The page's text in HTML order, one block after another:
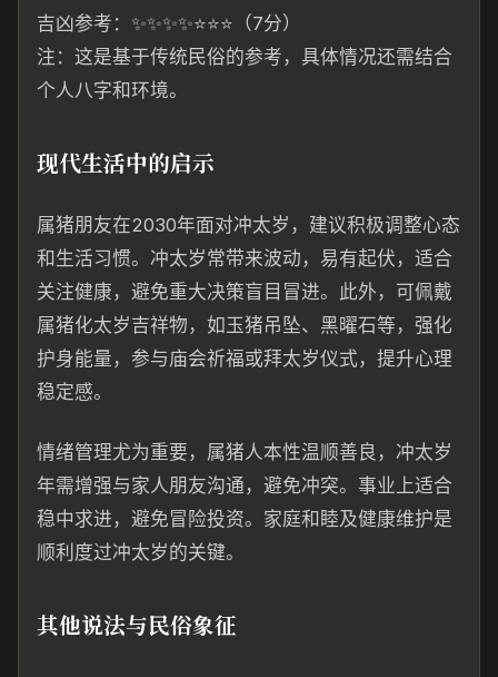
吉凶参考：✨✨✨✨⭐️⭐️⭐️（7分）
注：这是基于传统民俗的参考，具体情况还需结合
个人八字和环境。
现代生活中的启示
属猪朋友在2030年面对冲太岁，建议积极调整心态
和生活习惯。冲太岁常带来波动，易有起伏，适合
关注健康，避免重大决策盲目冒进。此外，可佩戴
属猪化太岁吉祥物，如玉猪吊坠、黑曜石等，强化
护身能量，参与庙会祈福或拜太岁仪式，提升心理
稳定感。
情绪管理尤为重要，属猪人本性温顺善良，冲太岁
年需增强与家人朋友沟通，避免冲突。事业上适合
稳中求进，避免冒险投资。家庭和睦及健康维护是
顺利度过冲太岁的关键。
其他说法与民俗象征